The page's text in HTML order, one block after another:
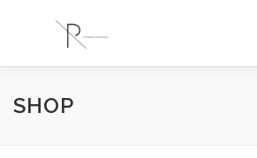
PR ENGENHARIA
SHOP